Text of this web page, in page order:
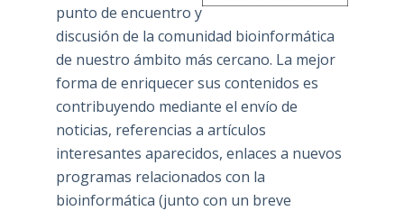
punto de encuentro y
discusión de la comunidad bioinformática
de nuestro ámbito más cercano. La mejor
forma de enriquecer sus contenidos es
contribuyendo mediante el envío de
noticias, referencias a artículos
interesantes aparecidos, enlaces a nuevos
programas relacionados con la
bioinformática (junto con un breve